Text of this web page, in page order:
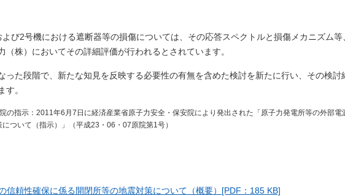
び2号機における遮断器等の損傷については、その応答スペクトルと損傷メカニズム等
（株）においてその詳細評価が行われるとされています。
った段階で、新たな知見を反映する必要性の有無を含めた検討を新たに行い、その検討
す。
の指示：2011年6月7日に経済産業省原子力安全・保安院により発出された「原子力発電所等の外部電
ついて（指示）」（平成23・06・07原院第1号）
信頼性確保に係る開閉所等の地震対策について（概要）[PDF：185 KB]